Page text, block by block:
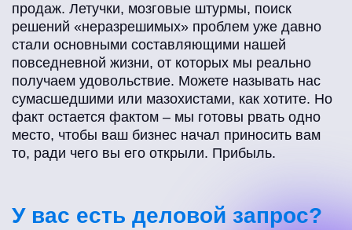
продаж. Летучки, мозговые штурмы, поиск
решений «неразрешимых» проблем уже давно
стали основными составляющими нашей
повседневной жизни, от которых мы реально
получаем удовольствие. Можете называть нас
сумасшедшими или мазохистами, как хотите. Но
факт остается фактом – мы готовы рвать одно
место, чтобы ваш бизнес начал приносить вам
то, ради чего вы его открыли. Прибыль.
У вас есть деловой запрос?